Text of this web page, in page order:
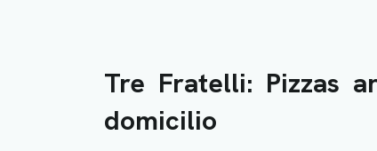
Tre Fratelli: Pizzas
domicilio